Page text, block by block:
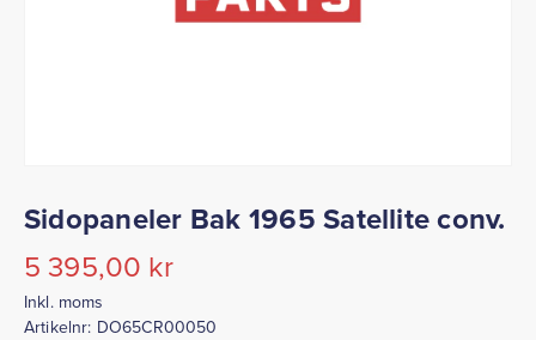
Sidopaneler Bak 1965 Satellite conv.
5 395,00 kr
Inkl. moms
Artikelnr: DO65CR00050